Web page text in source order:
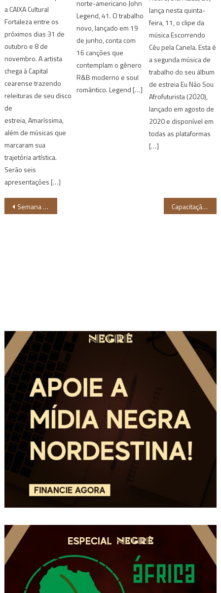
a CAIXA Cultural
Fortaleza entre os
próximos dias 31 de
outubro e 8 de
novembro. A artista
chega à Capital
cearense trazendo
releituras de seu disco
de
estreia, Amaríssima,
além de músicas que
marcaram sua
trajetória artística.
Serão seis
apresentações […]
norte-americano John
Legend, 41. O trabalho
novo, lançado em 19
de junho, conta com
16 canções que
contemplam o gênero
R&B moderno e soul
romântico. Legend […]
lança nesta quinta-
feira, 11, o clipe da
música Escorrendo
Céu pela Canela. Esta é
a segunda música de
trabalho do seu álbum
de estreia Eu Não Sou
Afrofuturista (2020),
lançado em agosto de
2020 e disponível em
todas as plataformas
[…]
Navegação
Semana do Audiovisual Negro acontece em Pernambuco com programação gratuita Capacitação para jovens empreendedores negros de Salvador está com inscrições abertas